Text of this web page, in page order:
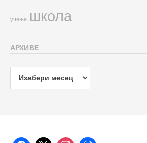
учење школа
АРХИВЕ
Архиве